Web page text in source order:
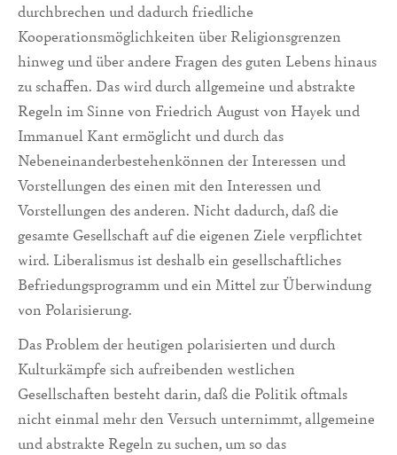
durchbrechen und dadurch friedliche
Kooperationsmöglichkeiten über Religionsgrenzen
hinweg und über andere Fragen des guten Lebens hinaus
zu schaffen. Das wird durch allgemeine und abstrakte
Regeln im Sinne von Friedrich August von Hayek und
Immanuel Kant ermöglicht und durch das
Nebeneinanderbestehenkönnen der Interessen und
Vorstellungen des einen mit den Interessen und
Vorstellungen des anderen. Nicht dadurch, daß die
gesamte Gesellschaft auf die eigenen Ziele verpflichtet
wird. Liberalismus ist deshalb ein gesellschaftliches
Befriedungsprogramm und ein Mittel zur Überwindung
von Polarisierung.
Das Problem der heutigen polarisierten und durch
Kulturkämpfe sich aufreibenden westlichen
Gesellschaften besteht darin, daß die Politik oftmals
nicht einmal mehr den Versuch unternimmt, allgemeine
und abstrakte Regeln zu suchen, um so das